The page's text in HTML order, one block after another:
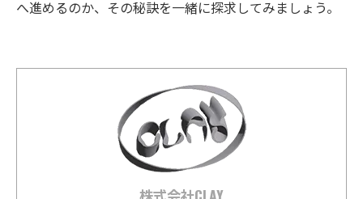
へ進めるのか、その秘訣を一緒に探求してみましょう。